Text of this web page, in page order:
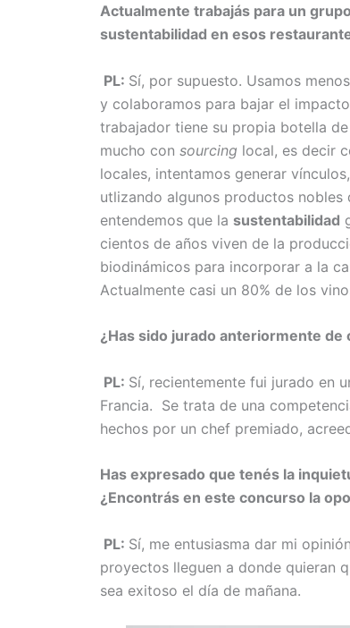
Actualmente trabajás para un
sustentabilidad en esos
PL: Sí, por supuesto. Usamos
y colaboramos para bajar el
trabajador tiene su propia botella
mucho con sourcing local, es decir
locales, intentamos generar
utlizando algunos productos
entendemos que la sustentabilidad
cientos de años viven de la
biodinámicos para incorporar a la
Actualmente casi un 80% de los
¿Has sido jurado anteriormente
PL: Sí, recientemente fui jurado en
Francia. Se trata de una
hechos por un chef premiado,
Has expresado que tenés la
¿Encontrás en este concurso la
PL: Sí, me entusiasma dar mi
proyectos lleguen a donde quieran
sea exitoso el día de mañana.